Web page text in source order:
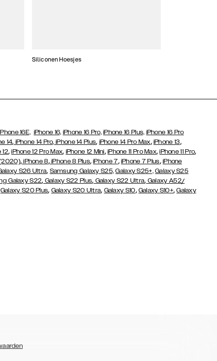
Siliconen Hoesjes
16E, iPhone 16, iPhone 16 Pro, iPhone 16 Plus, iPhone 16 Pro
14, iPhone 14 Pro, iPhone 14 Plus, iPhone 14 Pro Max, iPhone 13,
12,iPhone 12 Pro Max, iPhone 12 Mini, iPhone 11 Pro Max,iPhone 11 Pro,
,iPhone 8,iPhone 8 Plus,iPhone 7, iPhone 7 Plus, iPhone
S26 Ultra, Samsung Galaxy S25, Galaxy S25+, Galaxy S25
Galaxy S22, Galaxy S22 Plus, Galaxy S22 Ultra, Galaxy A52/
Galaxy S20 Plus, Galaxy S20 Ultra, Galaxy S10, Galaxy S10+,Galaxy